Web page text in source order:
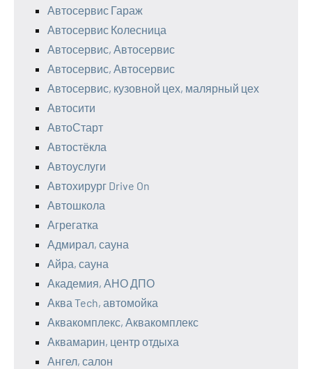
Автосервис Гараж
Автосервис Колесница
Автосервис, Автосервис
Автосервис, Автосервис
Автосервис, кузовной цех, малярный цех
Автосити
АвтоСтарт
Автостёкла
Автоуслуги
Автохирург Drive On
Автошкола
Агрегатка
Адмирал, сауна
Айра, сауна
Академия, АНО ДПО
Аква Tech, автомойка
Аквакомплекс, Аквакомплекс
Аквамарин, центр отдыха
Ангел, салон